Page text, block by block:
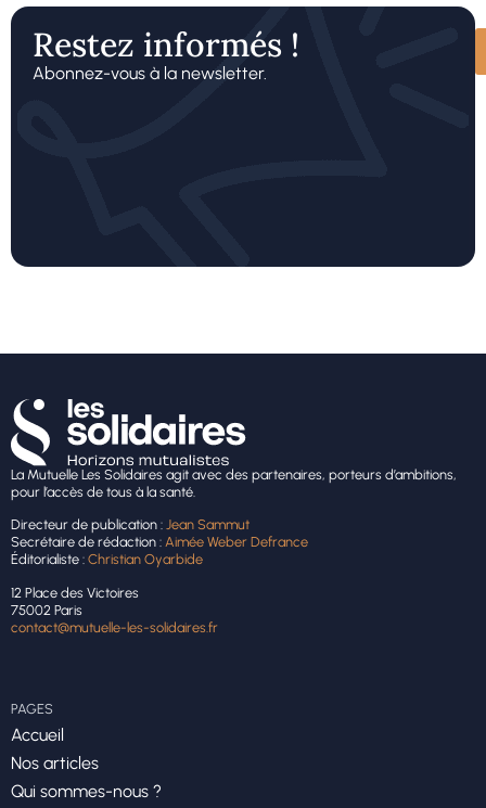
Restez informés !
Abonnez-vous à la newsletter.
La Mutuelle Les Solidaires agit avec des partenaires, porteurs d’ambitions,
pour l’accès de tous à la santé.
Directeur de publication : Jean Sammut
Secrétaire de rédaction : Aimée Weber Defrance
Éditorialiste : Christian Oyarbide
12 Place des Victoires
75002 Paris
contact@mutuelle-les-solidaires.fr
PAGES
Accueil
Nos articles
Qui sommes-nous ?